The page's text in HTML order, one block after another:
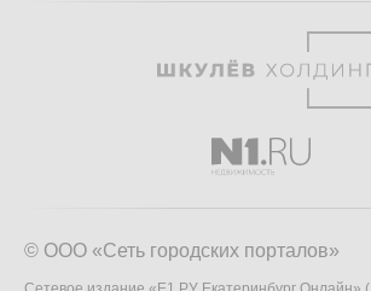
© ООО «Сеть городских порталов»